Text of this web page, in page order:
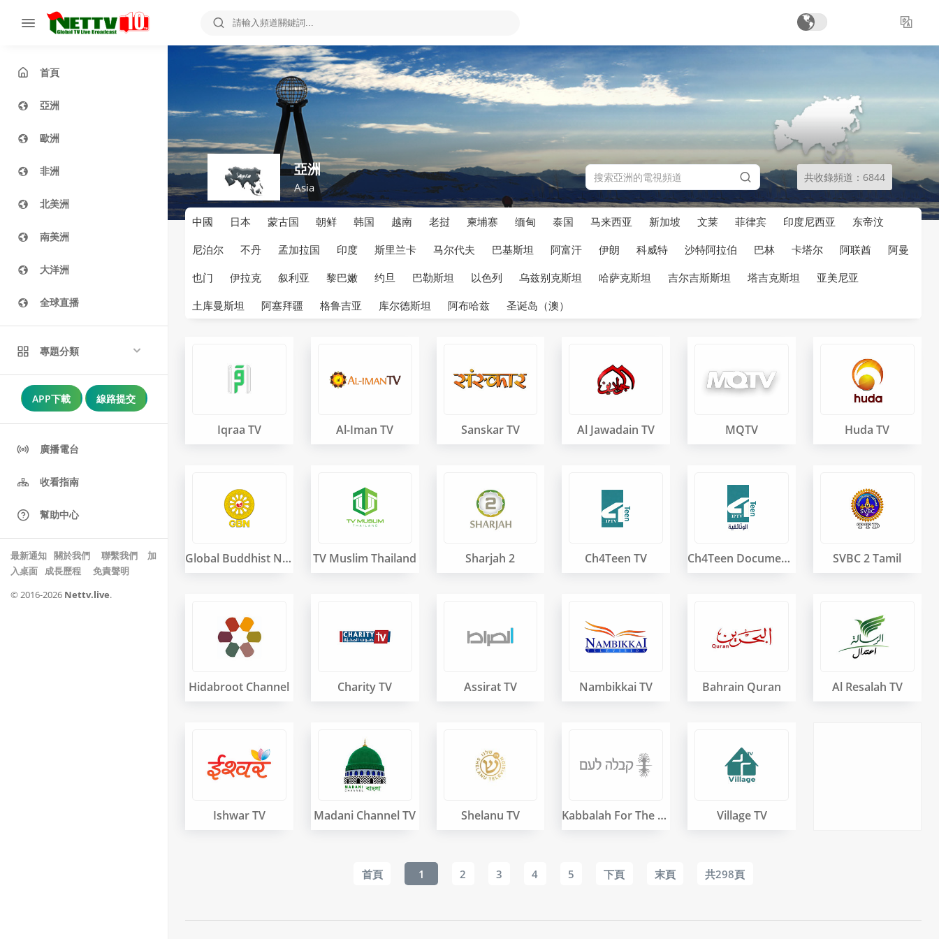
首頁
亞洲
歐洲
非洲
北美洲
南美洲
大洋洲
全球直播
專題分類
APP下載 線路提交
廣播電台
收看指南
幫助中心
最新通知 關於我們 聯繫我們
加
入桌面
成長歷程
免責聲明
© 2016-2026 Nettv.live.
亞洲
Asia
共收錄頻道：6844
中國 日本 蒙古国 朝鲜 韩国 越南 老挝 柬埔寨 缅甸 泰国 马来西亚 新加坡 文莱 菲律宾 印度尼西亚
东帝汶
尼泊尔
不丹 孟加拉国 印度 斯里兰卡 马尔代夫 巴基斯坦 阿富汗 伊朗 科威特 沙特阿拉伯 巴林 卡塔尔 阿联酋
阿曼
也门
伊拉克 叙利亚 黎巴嫩 约旦 巴勒斯坦 以色列 乌兹别克斯坦 哈萨克斯坦 吉尔吉斯斯坦 塔吉克斯坦
亚美尼亚
土库曼斯坦
阿塞拜疆 格鲁吉亚 库尔德斯坦 阿布哈兹 圣诞岛（澳）
Iqraa TV Al-Iman TV Sanskar TV Al Jawadain TV MQTV Huda TV
Global Buddhist Netwo TV Muslim Thailand Sharjah 2 Ch4Teen TV Ch4Teen Documentary SVBC 2 Tamil
Hidabroot Channel Charity TV Assirat TV Nambikkai TV Bahrain Quran Al Resalah TV
Ishwar TV Madani Channel TV Shelanu TV Kabbalah For The Peop Village TV
首頁 1 2 3 4 5 下頁 末頁 共298頁